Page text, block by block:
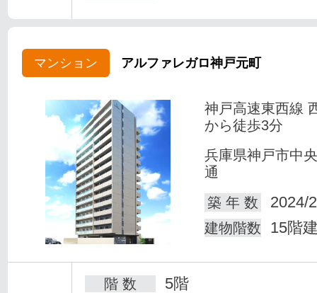
マンション アルファレガロ神戸元町
神戸高速東西線
から徒歩3分
兵庫県神戸市中
通
築 年 数
2024/
建物階数 15階
階 数 5階